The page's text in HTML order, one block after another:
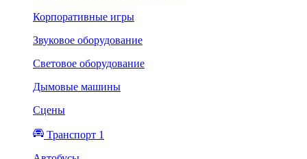
Корпоративные игры
Звуковое оборудование
Световое оборудование
Дымовые машины
Сцены
Транспорт 1